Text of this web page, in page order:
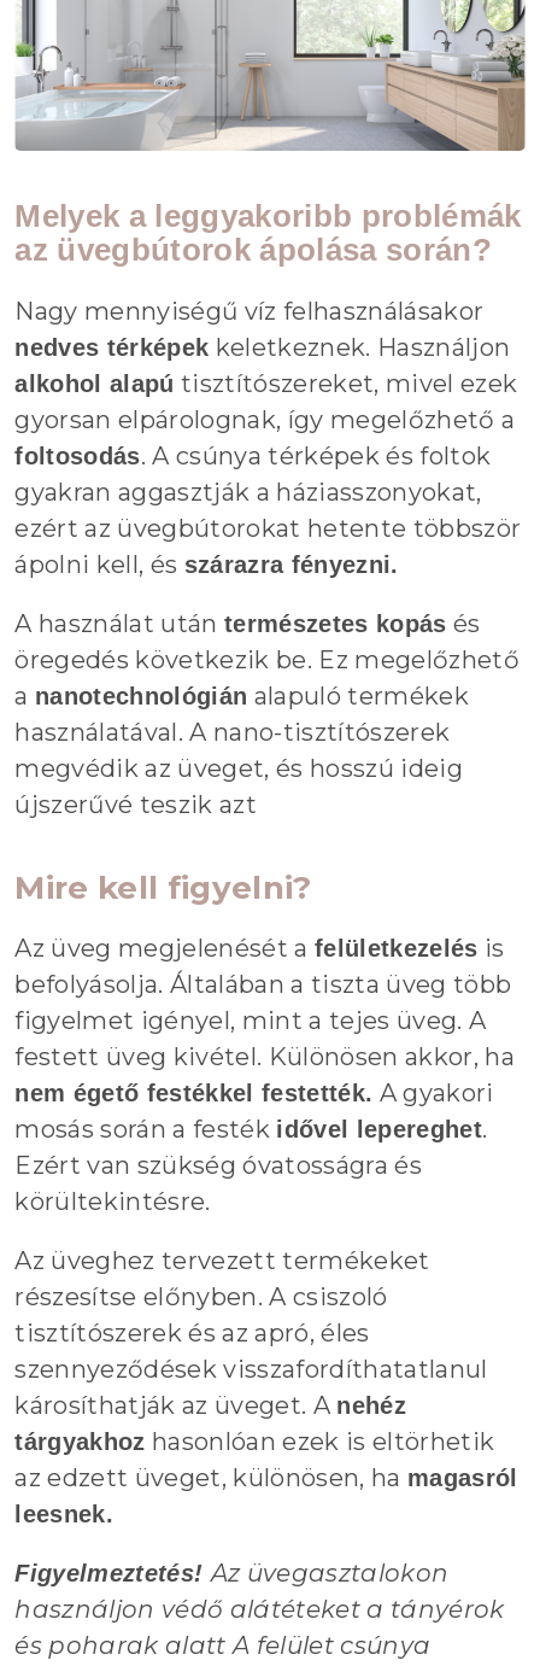
Melyek a leggyakoribb problémák
az üvegbútorok ápolása során?
Nagy mennyiségű víz felhasználásakor
nedves térképek keletkeznek. Használjon
alkohol alapú tisztítószereket, mivel ezek
gyorsan elpárolognak, így megelőzhető a
foltosodás. A csúnya térképek és foltok
gyakran aggasztják a háziasszonyokat,
ezért az üvegbútorokat hetente többször
ápolni kell, és szárazra fényezni.
A használat után természetes kopás és
öregedés következik be. Ez megelőzhető
a nanotechnológián alapuló termékek
használatával. A nano-tisztítószerek
megvédik az üveget, és hosszú ideig
újszerűvé teszik azt
Mire kell figyelni?
Az üveg megjelenését a felületkezelés is
befolyásolja. Általában a tiszta üveg több
figyelmet igényel, mint a tejes üveg. A
festett üveg kivétel. Különösen akkor, ha
nem égető festékkel festették. A gyakori
mosás során a festék idővel lepereghet.
Ezért van szükség óvatosságra és
körültekintésre.
Az üveghez tervezett termékeket
részesítse előnyben. A csiszoló
tisztítószerek és az apró, éles
szennyeződések visszafordíthatatlanul
károsíthatják az üveget. A nehéz
tárgyakhoz hasonlóan ezek is eltörhetik
az edzett üveget, különösen, ha magasról
leesnek.
Figyelmeztetés! Az üvegasztalokon
használjon védő alátéteket a tányérok
és poharak alatt A felület csúnya